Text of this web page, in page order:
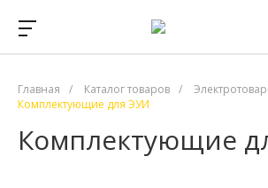
Главная / Каталог товаров /
Комплектующие для ЭУИ
Комплектующие